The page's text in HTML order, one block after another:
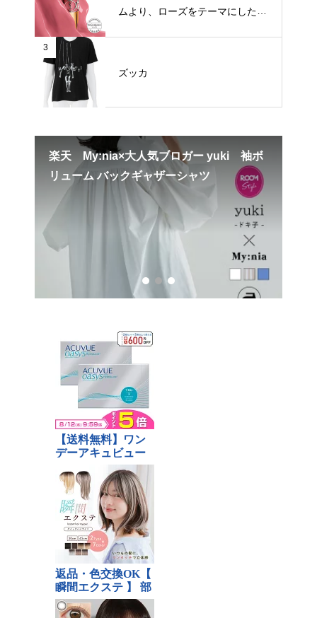
ムより、ローズをテーマにした新
3
ズッカ
楽天 My:nia×大人気ブロガー yuki 袖ボ
リューム バックギャザーシャツ